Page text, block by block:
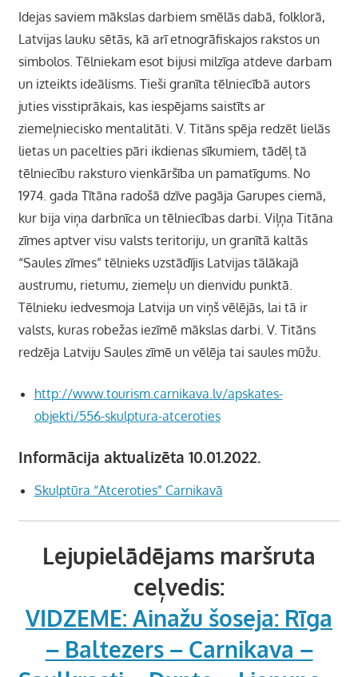
Idejas saviem mākslas darbiem smēlās dabā, folklorā,
Latvijas lauku sētās, kā arī etnogrāfiskajos rakstos un
simbolos. Tēlniekam esot bijusi milzīga atdeve darbam
un izteikts ideālisms. Tieši granīta tēlniecībā autors
juties visstiprākais, kas iespējams saistīts ar
ziemeļniecisko mentalitāti. V. Titāns spēja redzēt lielās
lietas un pacelties pāri ikdienas sīkumiem, tādēļ tā
tēlniecību raksturo vienkāršība un pamatīgums. No
1974. gada Tītāna radošā dzīve pagāja Garupes ciemā,
kur bija viņa darbnīca un tēlniecības darbi. Viļņa Titāna
zīmes aptver visu valsts teritoriju, un granītā kaltās
“Saules zīmes” tēlnieks uzstādījis Latvijas tālākajā
austrumu, rietumu, ziemeļu un dienvidu punktā.
Tēlnieku iedvesmoja Latvija un viņš vēlējās, lai tā ir
valsts, kuras robežas iezīmē mākslas darbi. V. Titāns
redzēja Latviju Saules zīmē un vēlēja tai saules mūžu.
http://www.tourism.carnikava.lv/apskates-
objekti/556-skulptura-atceroties
Informācija aktualizēta 10.01.2022.
Skulptūra “Atceroties” Carnikavā
Lejupielādējams maršruta
ceļvedis:
VIDZEME: Ainažu šoseja: Rīga
– Baltezers – Carnikava –